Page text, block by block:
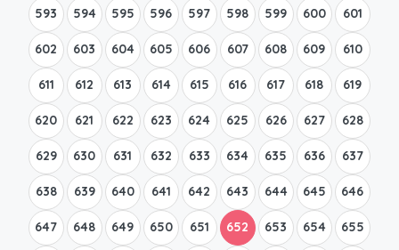
593 594 595 596 597 598 599 600 601
602 603 604 605 606 607 608 609 610
611 612 613 614 615 616 617 618 619
620 621 622 623 624 625 626 627 628
629 630 631 632 633 634 635 636 637
638 639 640 641 642 643 644 645 646
647 648 649 650 651 652 653 654 655